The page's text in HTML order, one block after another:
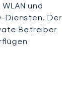
und
Diensten. Der
Betreiber